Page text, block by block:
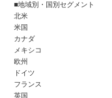
■地域別・国別セグメント
北米
米国
カナダ
メキシコ
欧州
ドイツ
フランス
英国